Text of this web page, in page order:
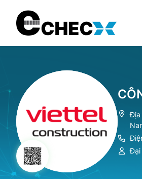
Địa
Đại